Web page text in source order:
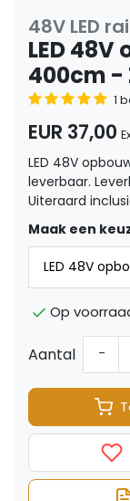
48V LED
LED
400cm -
1
EUR 37,00
LED 48V
leverbaar.
Uiteraard
Maak een
Op
Aantal -